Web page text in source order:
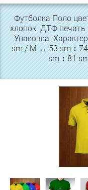
Футболка Поло
хлопок. ДТФ
Упаковка.
sm / M ↔ 53 sm ↕
sm ↕ 81